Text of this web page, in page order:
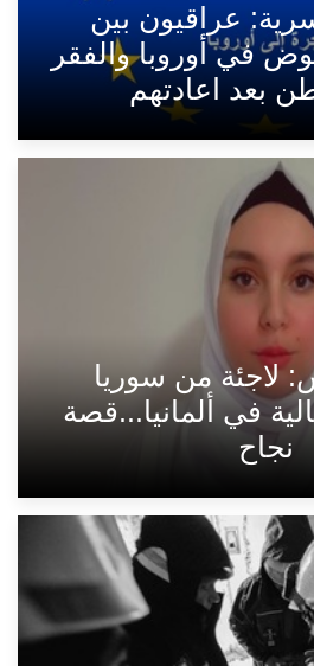
عراقيون بين
في أوروبا والفقر
بعد اعادتهم
لاجئة من سوريا
في ألمانيا...قصة
نجاح